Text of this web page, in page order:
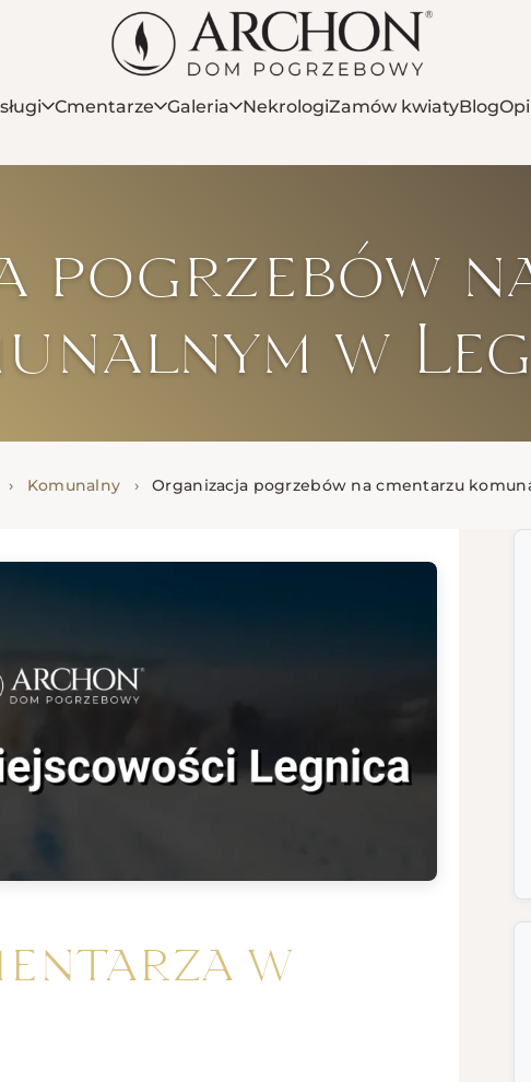
Cmentarze Galeria NekrologiZamów kwiatyBlog
pogrzebów
w
› Komunalny › Organizacja pogrzebów na cmentarzu
w